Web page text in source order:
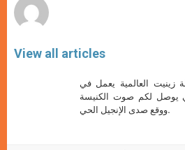
View all articles
زينيت العالمية يعمل في
يوصل لكم صوت الكنيسة
ووقع صدى الإنجيل الحي.